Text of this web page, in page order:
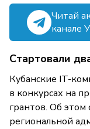
Читай
канале
Стартовали
Кубанские IT-
в конкурсах на
грантов. Об этом
региональной